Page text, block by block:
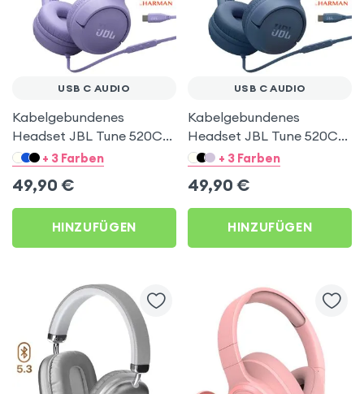
USB C AUDIO
Kabelgebundenes
Headset JBL Tune 520C
USB-C Hi-Res Sound -
+ 3 Farben
49,90 €
HINZUFÜGEN
USB C AUDIO
Kabelgebundenes
Headset JBL Tune 520C
USB-C Hi-Res Sound -
+ 3 Farben
49,90 €
HINZUFÜGEN